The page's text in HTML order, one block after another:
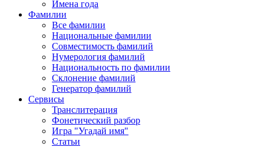
Имена года
Фамилии
Все фамилии
Национальные фамилии
Совместимость фамилий
Нумерология фамилий
Национальность по фамилии
Склонение фамилий
Генератор фамилий
Сервисы
Транслитерация
Фонетический разбор
Игра "Угадай имя"
Статьи